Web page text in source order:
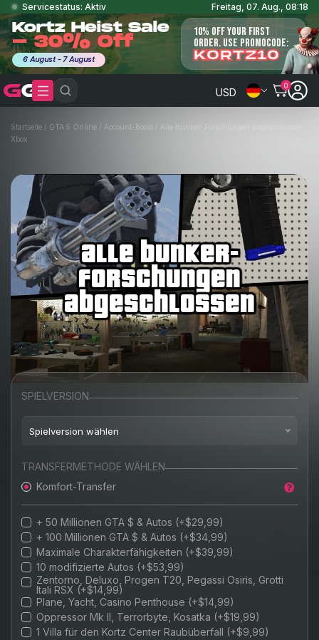
Servicestatus: Aktiv Freitag, 07. Aug., 08:18
Kortz Heist Sale
- 30% Off
6 August - 7 August
10% OFF YOUR FIRST
ORDER. USE PROMOCODE:
KORTZ10
USD
0
Startseite / GTA 5 Online / Account-Boost
Alle Bunker-Forschungen abgeschlossen
Xbox
alle bunker-
forschungen
abgeschlossen
SPIELVERSION
Spielversion wählen
Xbox One
Xbox X/S
TRANSFERMETHODE WÄHLEN
Komfort-Transfer
+ 50 Millionen GTA $ & Autos (+$29,99)
+ 100 Millionen GTA $ & Autos (+$34,99)
Maximale Charakterfähigkeiten (+$39,99)
10 modifizierte Autos (+$53,99)
Zentorno, Deluxo, Progen T20, Pegassi Osiris, Grotti
Itali RSX (+$14,99)
Plane, Yacht, Casino Penthouse (+$14,99)
Oppressor Mk II, Terrorbyte, Kosatka (+$19,99)
1 Villa für den Kortz Center Raubüberfall (+$9,99)